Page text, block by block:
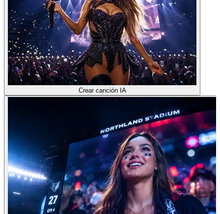
Crear canción IA